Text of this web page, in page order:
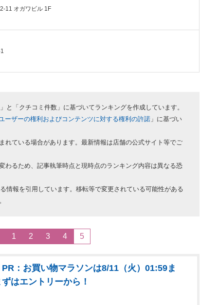
11 オガワビル 1F
と「クチコミ件数」に基づいてランキングを作成しています。
ーザーの権利およびコンテンツに対する権利の許諾 」に基づい
れている場合があります。最新情報は店舗の公式サイト等でご
わるため、記事執筆時点と現時点のランキング内容は異なる恐
情報を引用しています。移転等で変更されている可能性がある
1 2 3 4 5
：お買い物マラソンは8/11（火）01:59ま
はエントリーから！